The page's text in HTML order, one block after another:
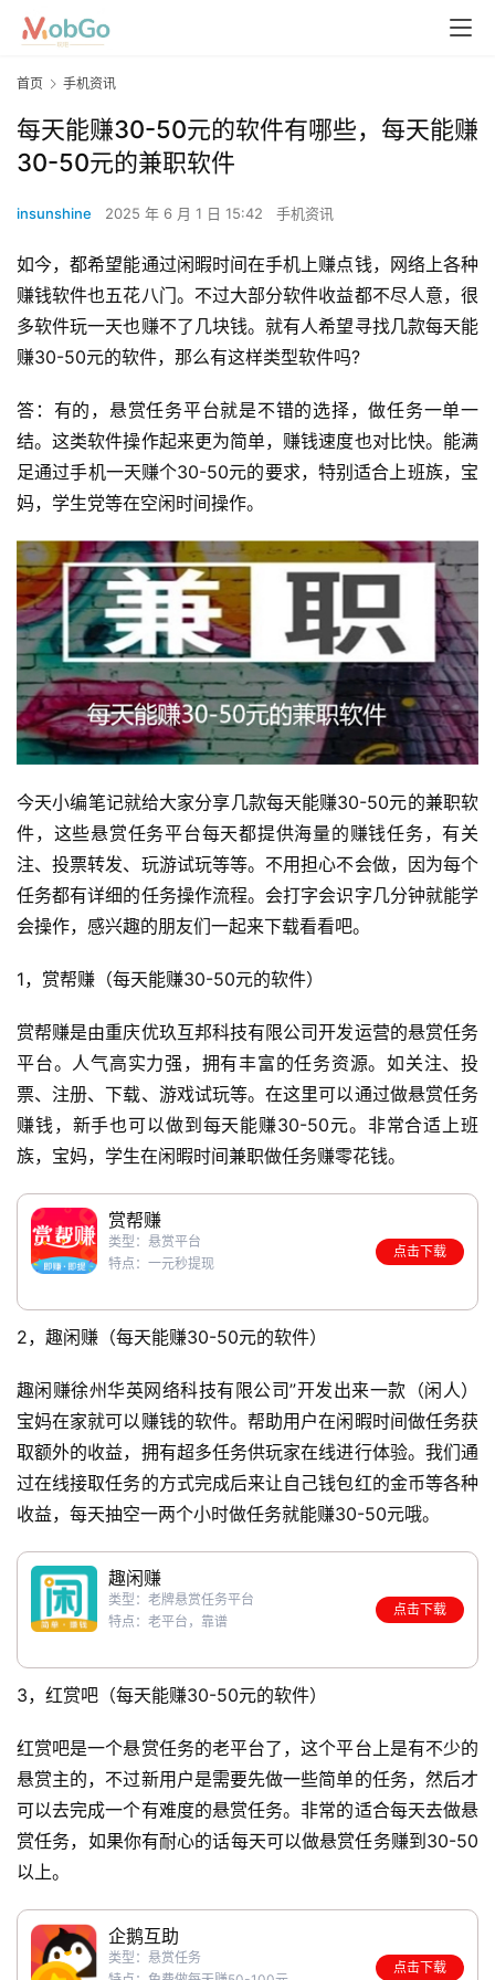
首页 手机资讯
每天能赚30-50元的软件有哪些，每天能赚
30-50元的兼职软件
insunshine 2025 年 6 月 1 日 15:42 手机资讯
如今，都希望能通过闲暇时间在手机上赚点钱，网络上各种
赚钱软件也五花八门。不过大部分软件收益都不尽人意，很
多软件玩一天也赚不了几块钱。就有人希望寻找几款每天能
赚30-50元的软件，那么有这样类型软件吗?
答：有的，悬赏任务平台就是不错的选择，做任务一单一
结。这类软件操作起来更为简单，赚钱速度也对比快。能满
足通过手机一天赚个30-50元的要求，特别适合上班族，宝
妈，学生党等在空闲时间操作。
今天小编笔记就给大家分享几款每天能赚30-50元的兼职软
件，这些悬赏任务平台每天都提供海量的赚钱任务，有关
注、投票转发、玩游试玩等等。不用担心不会做，因为每个
任务都有详细的任务操作流程。会打字会识字几分钟就能学
会操作，感兴趣的朋友们一起来下载看看吧。
1，赏帮赚（每天能赚30-50元的软件）
赏帮赚是由重庆优玖互邦科技有限公司开发运营的悬赏任务
平台。人气高实力强，拥有丰富的任务资源。如关注、投
票、注册、下载、游戏试玩等。在这里可以通过做悬赏任务
赚钱，新手也可以做到每天能赚30-50元。非常合适上班
族，宝妈，学生在闲暇时间兼职做任务赚零花钱。
赏帮赚
类型：悬赏平台
特点：一元秒提现
点击下载
2，趣闲赚（每天能赚30-50元的软件）
趣闲赚徐州华英网络科技有限公司”开发出来一款（闲人）
宝妈在家就可以赚钱的软件。帮助用户在闲暇时间做任务获
取额外的收益，拥有超多任务供玩家在线进行体验。我们通
过在线接取任务的方式完成后来让自己钱包红的金币等各种
收益，每天抽空一两个小时做任务就能赚30-50元哦。
趣闲赚
类型：老牌悬赏任务平台
特点：老平台，靠谱
点击下载
3，红赏吧（每天能赚30-50元的软件）
红赏吧是一个悬赏任务的老平台了，这个平台上是有不少的
悬赏主的，不过新用户是需要先做一些简单的任务，然后才
可以去完成一个有难度的悬赏任务。非常的适合每天去做悬
赏任务，如果你有耐心的话每天可以做悬赏任务赚到30-50
以上。
企鹅互助
类型：悬赏任务
点击下载